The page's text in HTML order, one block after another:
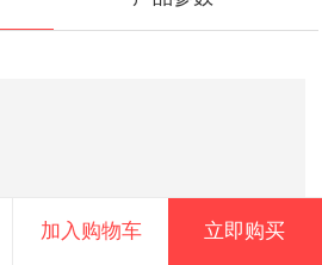
加入购物车 立即购买